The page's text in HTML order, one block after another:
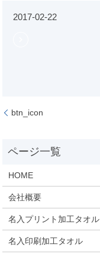
2017-02-22
btn_icon
HOME
会社概要
名入プリント加工タオル
名入印刷加工タオル